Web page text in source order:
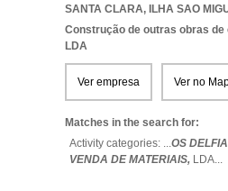
SANTA CLARA, ILHA SAO
Construção de outras obras de
LDA
Ver empresa Ver no
Matches in the search for:
Activity categories: ...OS
VENDA DE MATERIAIS, LDA...